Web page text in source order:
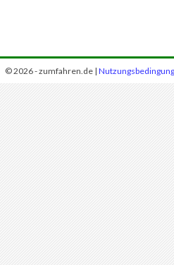
© 2026 - zumfahren.de |